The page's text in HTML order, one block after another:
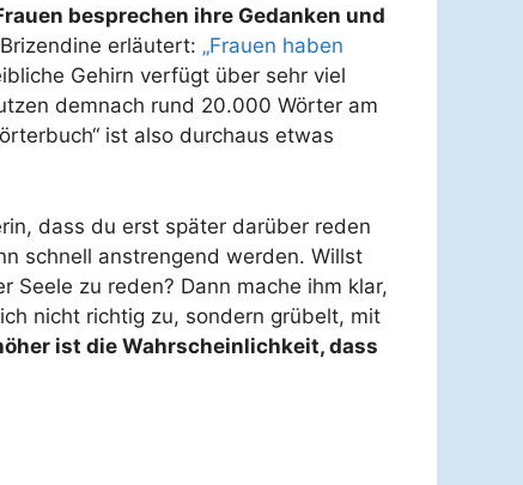
besprechen ihre Gedanken und
erläutert: „Frauen haben
Gehirn verfügt über sehr viel
demnach rund 20.000 Wörter am
ist also durchaus etwas
dass du erst später darüber reden
schnell anstrengend werden. Willst
Seele zu reden? Dann mache ihm klar,
nicht richtig zu, sondern grübelt, mit
ist die Wahrscheinlichkeit, dass